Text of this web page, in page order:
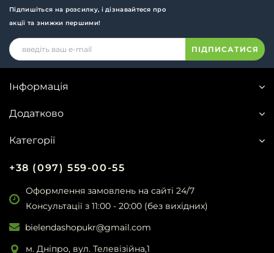
Підпишіться на розсилку, і дізнавайтеся про
акції та знижки першими!
ПІДПИСАТИСЯ
Інформація
Додатково
Категорії
+38 (097) 559-00-55
Оформлення замовлень на сайті 24/7
Консультації з 11:00 - 20:00 (без вихідних)
bielendashopukr@gmail.com
м. Дніпро, вул. Телевізійна,1